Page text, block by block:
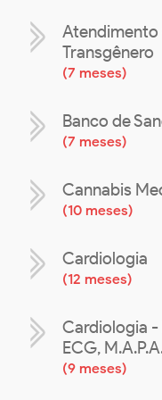
Transgênero
(7 meses)
Banco de
(7 meses)
Cannabis
(10 meses)
Cardiologia
(12 meses)
Cardiologia -
ECG,
(9 meses)